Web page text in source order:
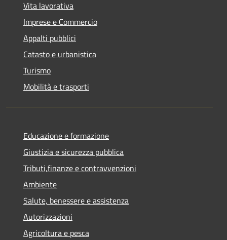
Vita lavorativa
Imprese e Commercio
Appalti pubblici
Catasto e urbanistica
Turismo
Mobilità e trasporti
Educazione e formazione
Giustizia e sicurezza pubblica
Tributi,finanze e contravvenzioni
Ambiente
Salute, benessere e assistenza
Autorizzazioni
Agricoltura e pesca